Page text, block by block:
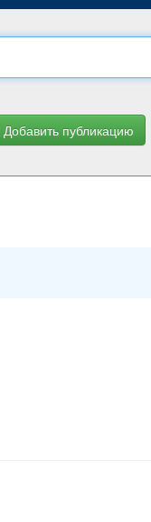
Добавить публикацию